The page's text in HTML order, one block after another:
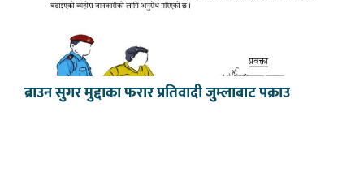
ब्राउन सुगर मुद्दाका फरार प्रतिवादी जुम्लाबाट पक्राउ